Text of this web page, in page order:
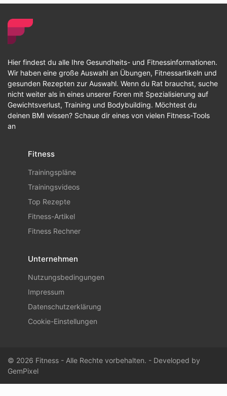
Hier findest du alle Ihre Gesundheits- und Fitnessinformationen.
Wir haben eine große Auswahl an Übungen, Fitnessartikeln und
gesunden Rezepten zur Auswahl. Wenn du Rat brauchst, suche
nicht weiter als in eines unserer Foren mit Spezialisierung auf
Gewichtsverlust, Training und Bodybuilding. Möchtest du
deinen BMI wissen? Schaue dir eines von vielen Fitness-Tools
an
Fitness
Trainingspläne
Trainingsvideos
Top Rezepte
Fitness-Artikel
Fitness Rechner
Unternehmen
Nutzungsbedingungen
Impressum
Datenschutzerklärung
Cookie-Einstellungen
© 2026 Fitness - Alle Rechte vorbehalten. - Developed by
GemPixel